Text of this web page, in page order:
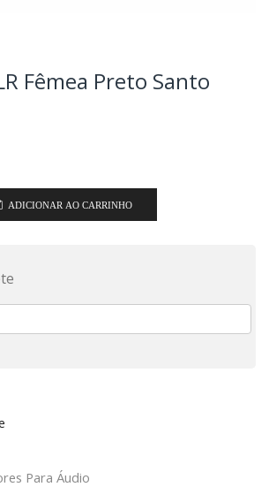
Fêmea Preto Santo
ADICIONAR AO CARRINHO
Para Áudio